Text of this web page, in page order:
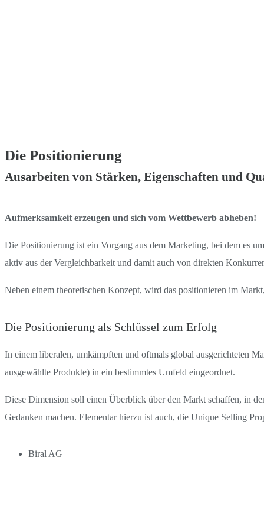
Die Positionierung
Ausarbeiten von Stärken, Eigenschaften und
Aufmerksamkeit erzeugen und sich vom Wettbewerb abheben!
Die Positionierung ist ein Vorgang aus dem Marketing, bei dem es
aktiv aus der Vergleichbarkeit und damit auch von direkten
Neben einem theoretischen Konzept, wird das positionieren im
Die Positionierung als Schlüssel zum Erfolg
In einem liberalen, umkämpften und oftmals global ausgerichteten
ausgewählte Produkte) in ein bestimmtes Umfeld eingeordnet.
Diese Dimension soll einen Überblick über den Markt schaffen, in
Gedanken machen. Elementar hierzu ist auch, die Unique Selling
Biral AG